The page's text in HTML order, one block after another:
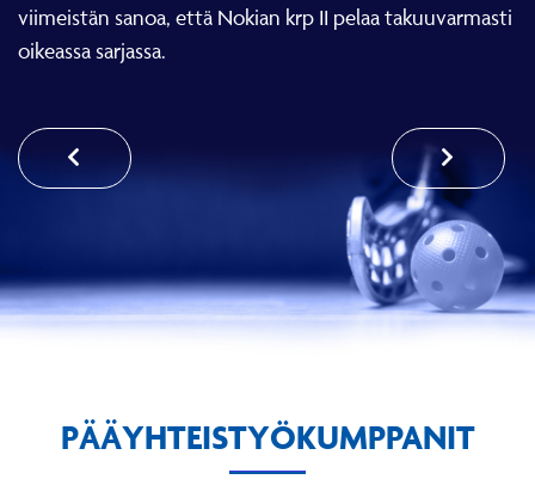
viimeistän sanoa, että Nokian krp II pelaa takuuvarmasti
oikeassa sarjassa.
PÄÄYHTEISTYÖKUMPPANIT